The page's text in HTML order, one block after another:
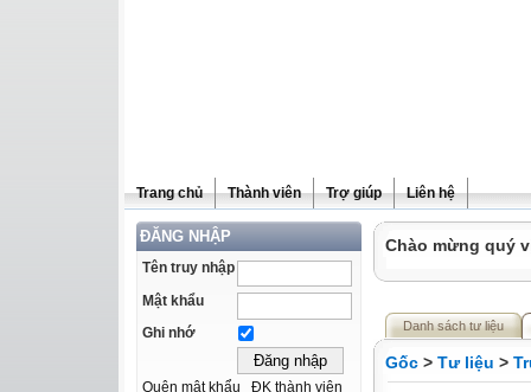
Trang chủ Thành viên Trợ giúp Liên hệ
ĐĂNG NHẬP
Tên truy nhập
Mật khẩu
Ghi nhớ
Quên mật khẩu ĐK thành viên
Chào mừng quý
Danh sách tư liệu
Gốc > Tư liệu >